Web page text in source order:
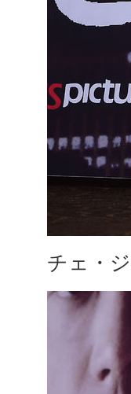
チェ・